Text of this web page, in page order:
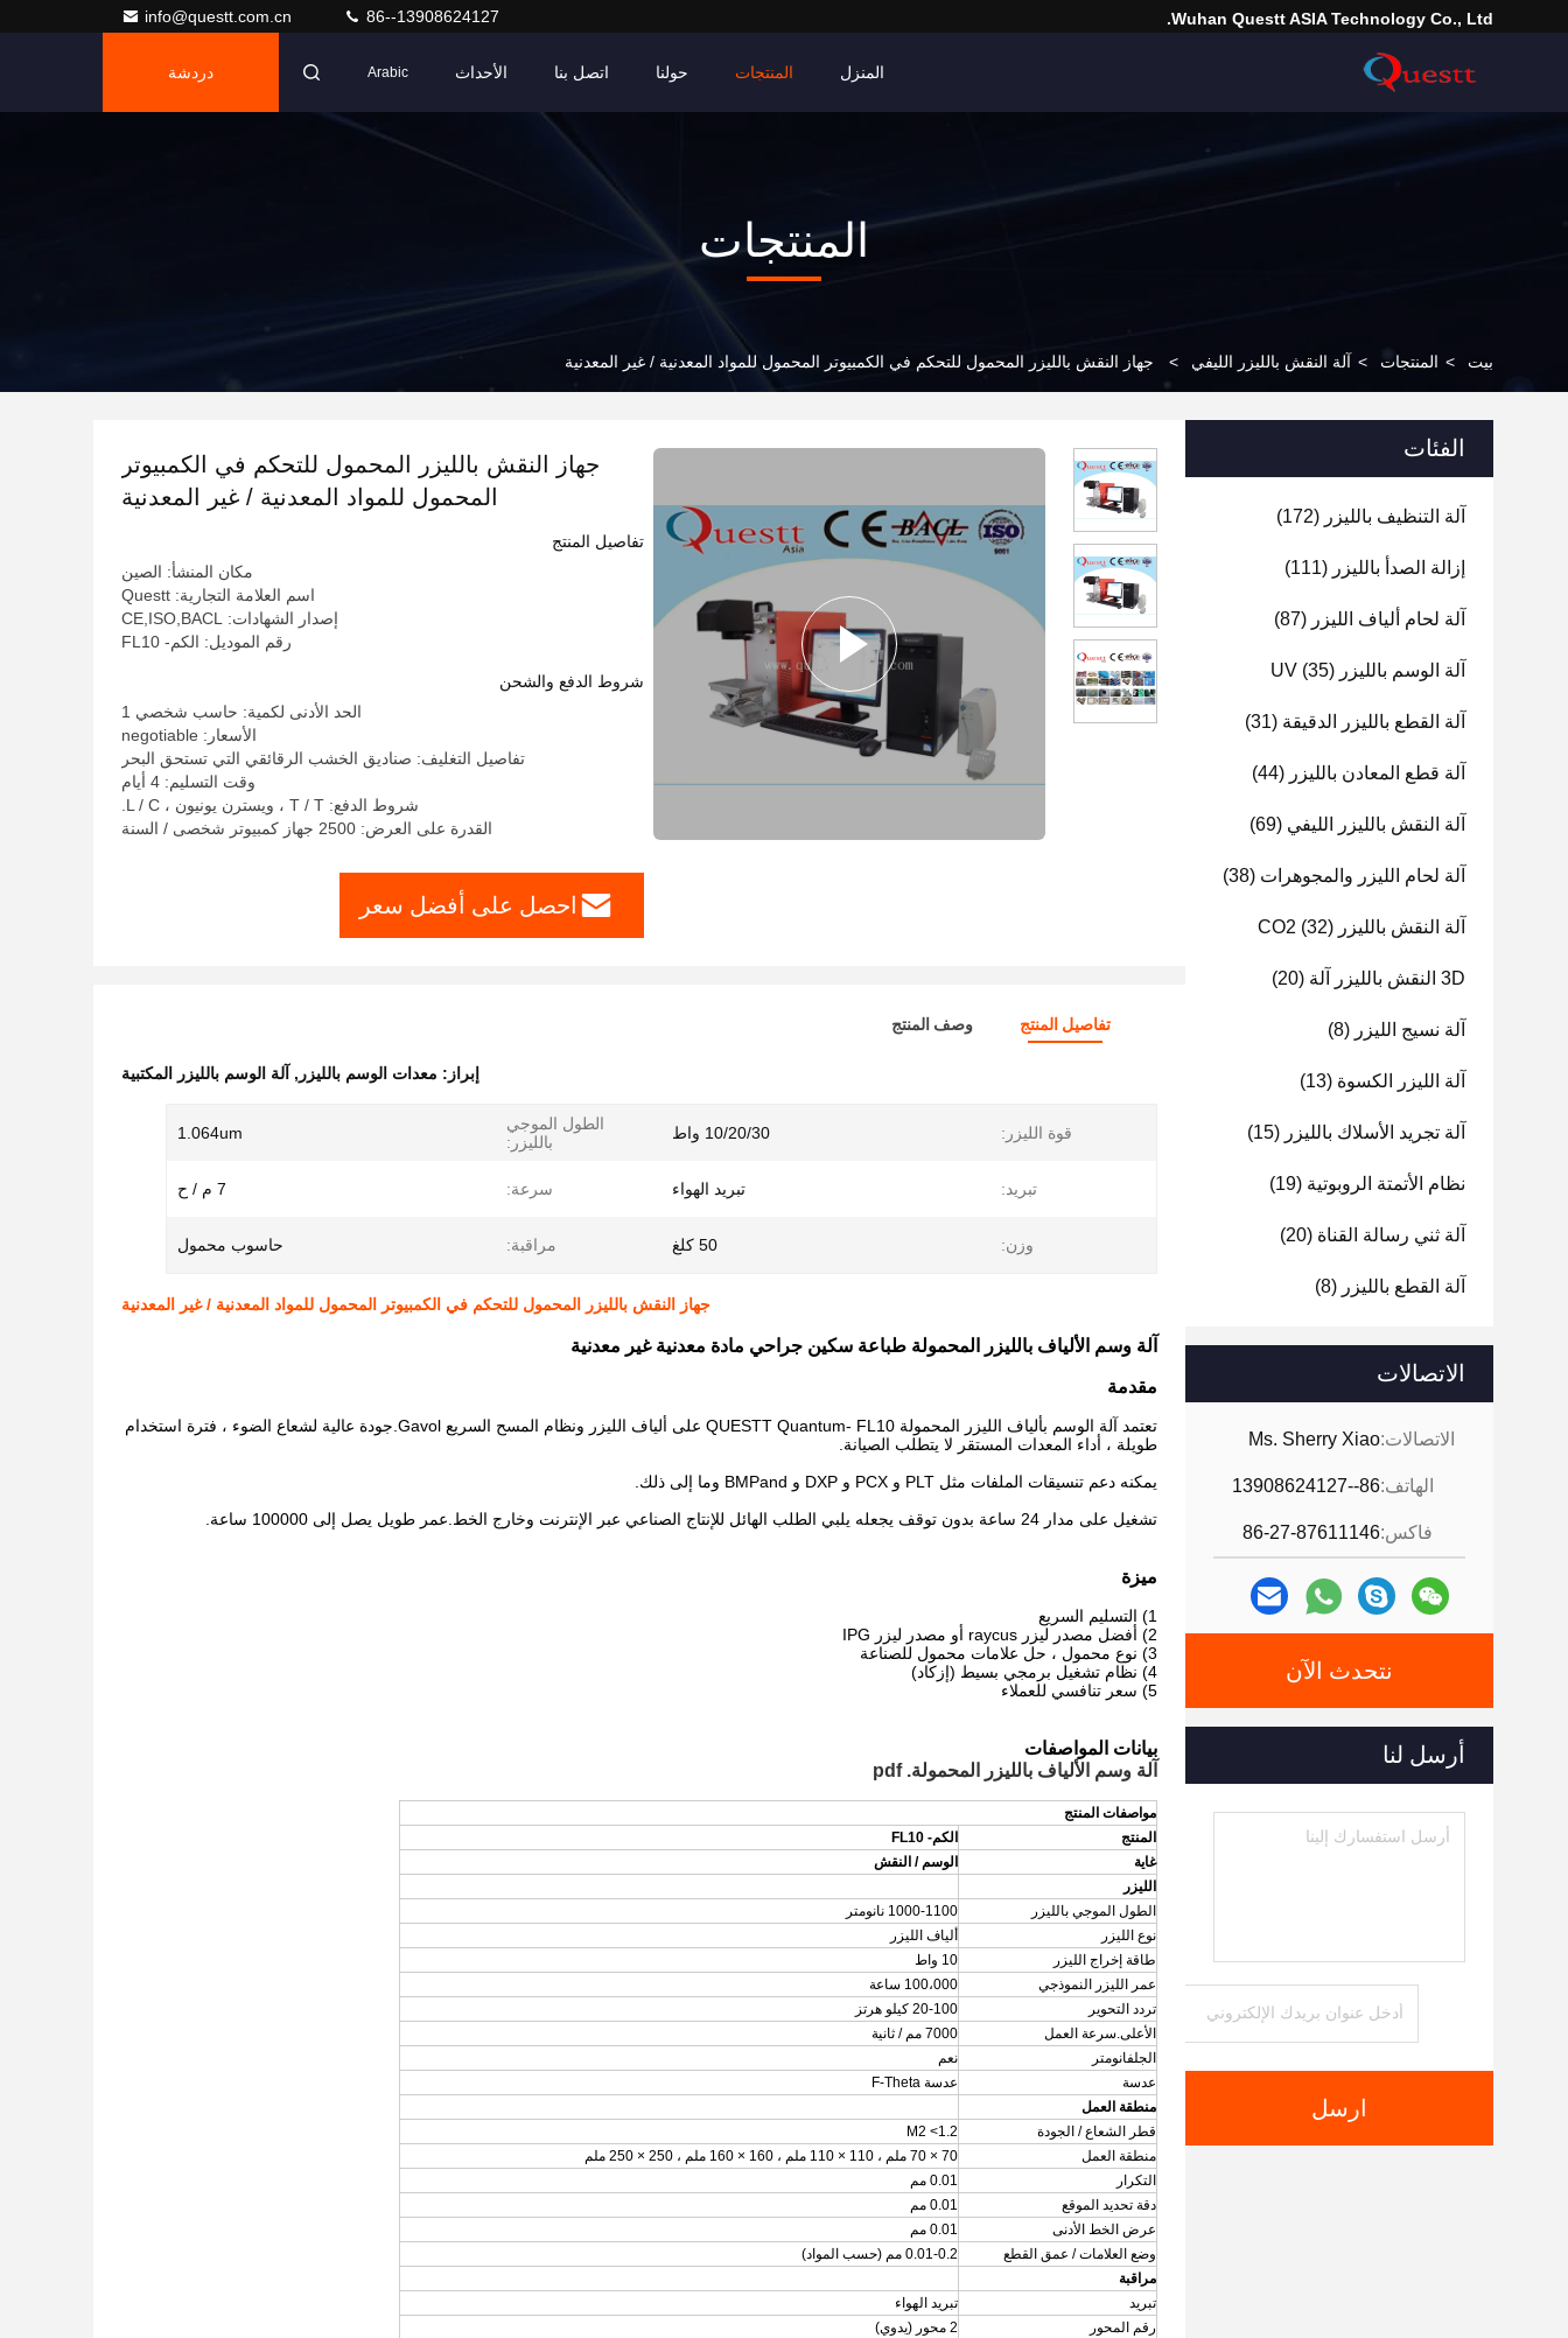
Wuhan Questt ASIA Technology Co., Ltd.
info@questt.com.cn 86--13908624127
المنزل المنتجات حولنا اتصل بنا الأحداث Arabic دردشة
المنتجات
بيت > المنتجات > آلة النقش بالليزر الليفي > جهاز النقش بالليزر المحمول للتحكم في الكمبيوتر المحمول للمواد المعدنية / غير المعدنية
الفئات
آلة التنظيف بالليزر (172)
إزالة الصدأ بالليزر (111)
آلة لحام ألياف الليزر (87)
آلة الوسم بالليزر UV (35)
آلة القطع بالليزر الدقيقة (31)
آلة قطع المعادن بالليزر (44)
آلة النقش بالليزر الليفي (69)
آلة لحام الليزر والمجوهرات (38)
آلة النقش بالليزر CO2 (32)
3D النقش بالليزر آلة (20)
آلة نسيج الليزر (8)
آلة الليزر الكسوة (13)
آلة تجريد الأسلاك بالليزر (15)
نظام الأتمتة الروبوتية (19)
آلة ثني رسالة القناة (20)
آلة القطع بالليزر (8)
الاتصالات
الاتصالات:Ms. Sherry Xiao
الهاتف:86--13908624127
فاكس:86-27-87611146
نتحدث الآن
أرسل لنا
ارسل
جهاز النقش بالليزر المحمول للتحكم في الكمبيوتر
المحمول للمواد المعدنية / غير المعدنية
تفاصيل المنتج
مكان المنشأ: الصين
اسم العلامة التجارية: Questt
إصدار الشهادات: CE,ISO,BACL
رقم الموديل: الكم- FL10
شروط الدفع والشحن
الحد الأدنى لكمية: حاسب شخصي 1
الأسعار: negotiable
تفاصيل التغليف: صناديق الخشب الرقائقي التي تستحق البحر
وقت التسليم: 4 أيام
شروط الدفع: T / T ، ويسترن يونيون ، L / C.
القدرة على العرض: 2500 جهاز كمبيوتر شخصى / السنة
احصل على أفضل سعر
تفاصيل المنتج وصف المنتج
إبراز: معدات الوسم بالليزر , آلة الوسم بالليزر المكتبية
قوة الليزر: 10/20/30 واط
الطول الموجي
بالليزر:
1.064um
تبريد: تبريد الهواء سرعة: 7 م / ح
وزن: 50 كلغ مراقبة: حاسوب محمول
جهاز النقش بالليزر المحمول للتحكم في الكمبيوتر المحمول للمواد المعدنية / غير المعدنية
آلة وسم الألياف بالليزر المحمولة طباعة سكين جراحي مادة معدنية غير معدنية
مقدمة
تعتمد آلة الوسم بألياف الليزر المحمولة QUESTT Quantum- FL10 على ألياف الليزر ونظام المسح السريع Gavol.جودة عالية لشعاع الضوء ، فترة استخدام
طويلة ، أداء المعدات المستقر لا يتطلب الصيانة.
يمكنه دعم تنسيقات الملفات مثل PLT و PCX و DXP و BMPand وما إلى ذلك.
تشغيل على مدار 24 ساعة بدون توقف يجعله يلبي الطلب الهائل للإنتاج الصناعي عبر الإنترنت وخارج الخط.عمر طويل يصل إلى 100000 ساعة.
ميزة
1) التسليم السريع
2) أفضل مصدر ليزر raycus أو مصدر ليزر IPG
3) نوع محمول ، حل علامات محمول للصناعة
4) نظام تشغيل برمجي بسيط (إزكاد)
5) سعر تنافسي للعملاء
بيانات المواصفات
آلة وسم الألياف بالليزر المحمولة. pdf
مواصفات المنتج
المنتج
الكم- FL10
غاية
الوسم / النقش
الليزر
الطول الموجي بالليزر
1000-1100 نانومتر
نوع الليزر
ألياف الليزر
طاقة إخراج الليزر
10 واط
عمر الليزر النموذجي
100،000 ساعة
تردد التحوير
20-100 كيلو هرتز
الأعلى.سرعة العمل
7000 مم / ثانية
الجلفانومتر
نعم
عدسة
عدسة F-Theta
منطقة العمل
قطر الشعاع / الجودة
M2 <1.2
منطقة العمل
70 × 70 ملم ، 110 × 110 ملم ، 160 × 160 ملم ، 250 × 250 ملم
التكرار
0.01 مم
دقة تحديد الموقع
0.01 مم
عرض الخط الأدنى
0.01 مم
وضع العلامات / عمق القطع
0.01-0.2 مم (حسب المواد)
مراقبة
تبريد
تبريد الهواء
رقم المحور
2 محور (يدوي)